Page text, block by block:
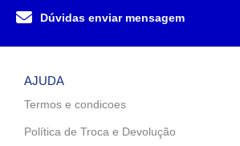
Dúvidas enviar mensagem
AJUDA
Termos e condicoes
Política de Troca e Devolução